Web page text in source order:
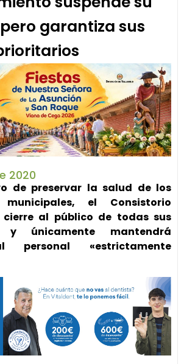
garantiza sus
2020
de preservar la salud de los
municipales, el Consistorio
al público de todas sus
y únicamente mantendrá
personal «estrictamente